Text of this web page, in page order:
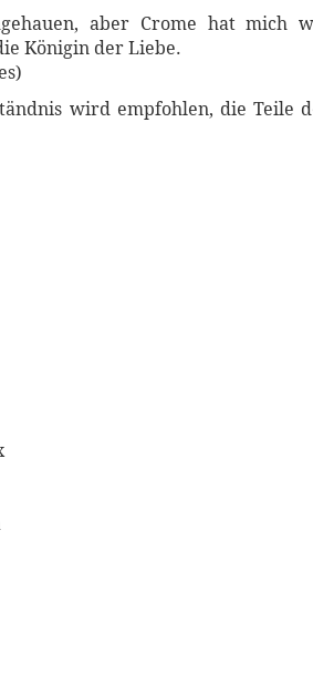
aber Crome hat mich
Königin der Liebe.
wird empfohlen, die Teile